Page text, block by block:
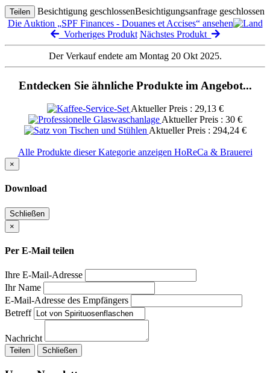
Teilen Besichtigung geschlossenBesichtigungsanfrage geschlossen
Die Auktion „SPF Finances - Douanes et Accises“ ansehen
Vorheriges Produkt Nächstes Produkt
Der Verkauf endete am Montag 20 Okt 2025.
Entdecken Sie ähnliche Produkte im Angebot...
Aktueller Preis : 29,13 €
Aktueller Preis : 30 €
Aktueller Preis : 294,24 €
Alle Produkte dieser Kategorie anzeigen HoReCa & Brauerei
×
Download
Schließen
×
Per E-Mail teilen
Ihre E-Mail-Adresse
Ihr Name
E-Mail-Adresse des Empfängers
Betreff
Nachricht
Teilen Schließen